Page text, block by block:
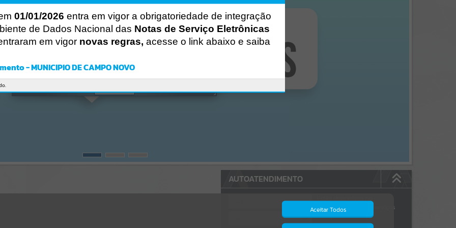
AUTOATENDIMENTO
Estão disponíveis no
autoatendimento
serviços
dos quais...
Aceitar Todos
01/01/2026 entra em vigor a obrigatoriedade de integração
de Dados Nacional das Notas de Serviço Eletrônicas
em vigor novas regras, acesse o link abaixo e saiba
- MUNICIPIO DE CAMPO NOVO
Ocorreu um erro de script:
Uncaught SyntaxError: Unexpected token '('
https://camponovo.atende.net/https:/camponovo.atende.net/cidadao
/pagina/administracao/autoatendimento/servicos/static/bundle/wpo
b2efd1d85.js?v=480b2420:47
OK